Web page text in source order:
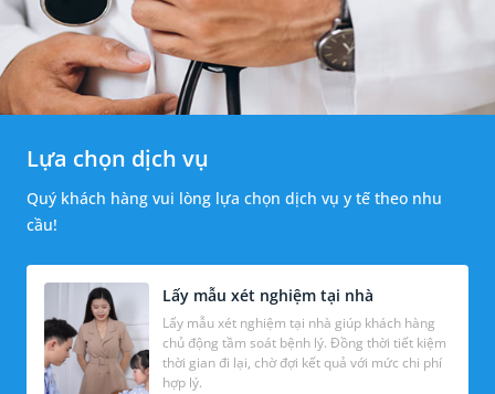
Lựa chọn dịch vụ
Quý khách hàng vui lòng lựa chọn dịch vụ y tế theo nhu
cầu!
Lấy mẫu xét nghiệm tại nhà
Lấy mẫu xét nghiệm tại nhà giúp khách hàng
chủ động tầm soát bệnh lý. Đồng thời tiết kiệm
thời gian đi lại, chờ đợi kết quả với mức chi phí
hợp lý.